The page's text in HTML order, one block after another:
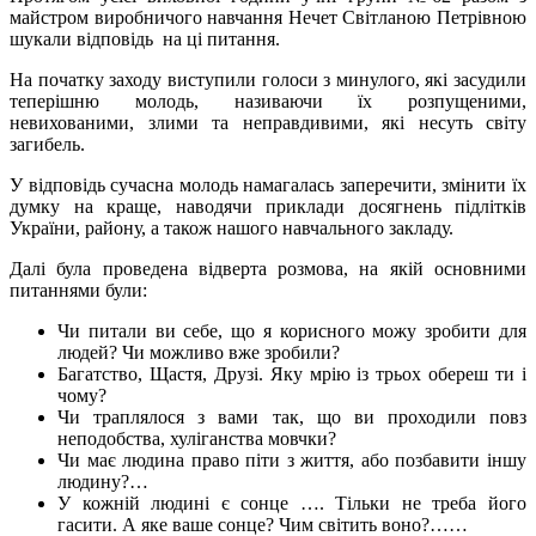
майстром виробничого навчання Нечет Світланою Петрівною
шукали відповідь на ці питання.
На початку заходу виступили голоси з минулого, які засудили
теперішню молодь, називаючи їх розпущеними,
невихованими, злими та неправдивими, які несуть світу
загибель.
У відповідь сучасна молодь намагалась заперечити, змінити їх
думку на краще, наводячи приклади досягнень підлітків
України, району, а також нашого навчального закладу.
Далі була проведена відверта розмова, на якій основними
питаннями були:
Чи питали ви себе, що я корисного можу зробити для
людей? Чи можливо вже зробили?
Багатство, Щастя, Друзі. Яку мрію із трьох обереш ти і
чому?
Чи траплялося з вами так, що ви проходили повз
неподобства, хуліганства мовчки?
Чи має людина право піти з життя, або позбавити іншу
людину?…
У кожній людині є сонце …. Тільки не треба його
гасити. А яке ваше сонце? Чим світить воно?……